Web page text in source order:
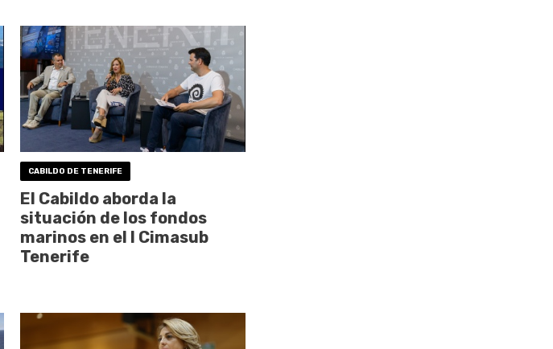
CABILDO DE TENERIFE
El Cabildo aborda la
situación de los fondos
marinos en el I Cimasub
Tenerife